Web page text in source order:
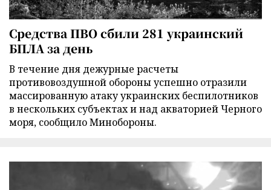
Средства ПВО сбили 281 украинский
БПЛА за день
В течение дня дежурные расчеты
противовоздушной обороны успешно отразили
массированную атаку украинских беспилотников
в нескольких субъектах и над акваторией Черного
моря, сообщило Минобороны.